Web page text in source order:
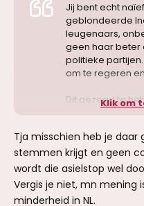
Jij bent echt
geblondeerde
leugenaars,
geen haar beter
politieke
om te regeren
Dit gezegd te
om de laatste
100%
Klik om
Tja misschien heb je daar
stemmen krijgt en geen
wordt die asielstop wel
Vergis je niet, mn mening
minderheid in NL.